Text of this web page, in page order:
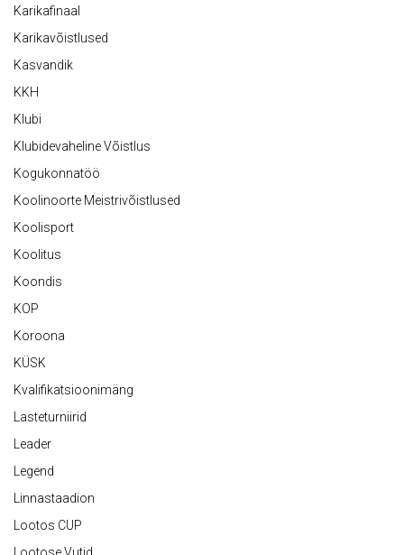
Karikafinaal
Karikavõistlused
Kasvandik
KKH
Klubi
Klubidevaheline Võistlus
Kogukonnatöö
Koolinoorte Meistrivõistlused
Koolisport
Koolitus
Koondis
KOP
Koroona
KÜSK
Kvalifikatsioonimäng
Lasteturniirid
Leader
Legend
Linnastaadion
Lootos CUP